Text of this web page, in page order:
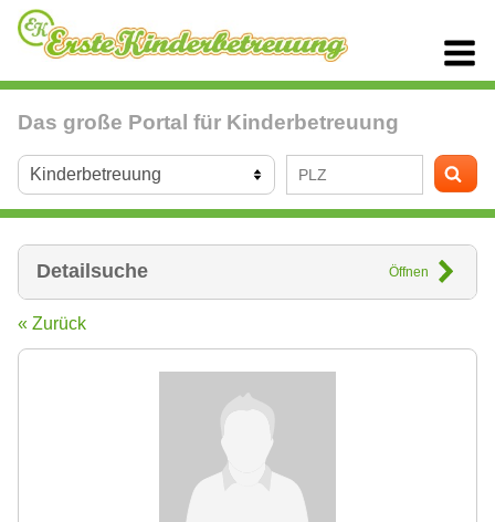
Das große Portal für Kinderbetreuung
Detailsuche Öffnen
« Zurück